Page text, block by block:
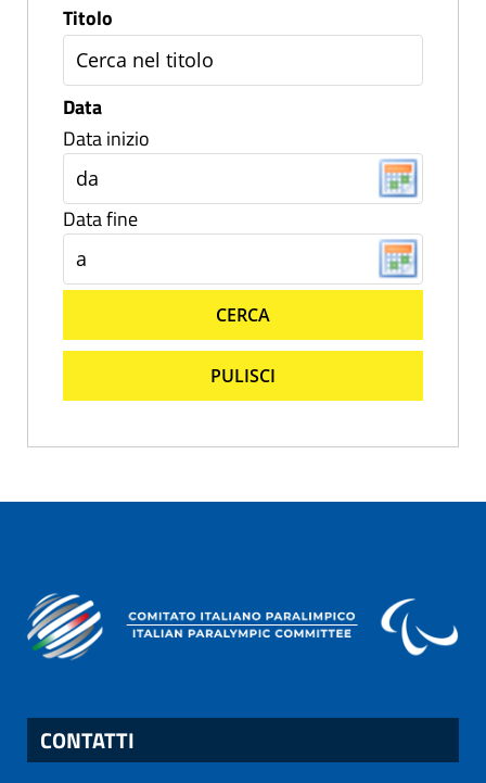
Titolo
Data
Data inizio
Data fine
CERCA
PULISCI
CONTATTI